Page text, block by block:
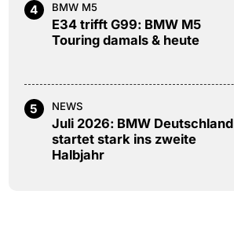
4 BMW M5
E34 trifft G99: BMW M5
Touring damals & heute
5 NEWS
Juli 2026: BMW Deutschland
startet stark ins zweite
Halbjahr